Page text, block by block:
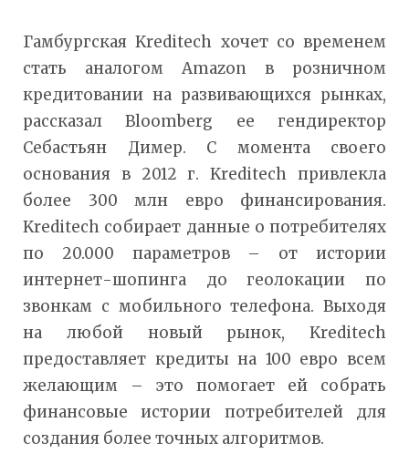
Гамбургская Kreditech хочет со временем
стать аналогом Amazon в розничном
кредитовании на развивающихся рынках,
рассказал Bloomberg ее гендиректор
Себастьян Димер. С момента своего
основания в 2012 г. Kreditech привлекла
более 300 млн евро финансирования.
Kreditech собирает данные о потребителях
по 20.000 параметров – от истории
интернет-шопинга до геолокации по
звонкам с мобильного телефона. Выходя
на любой новый рынок, Kreditech
предоставляет кредиты на 100 евро всем
желающим – это помогает ей собрать
финансовые истории потребителей для
создания более точных алгоритмов.